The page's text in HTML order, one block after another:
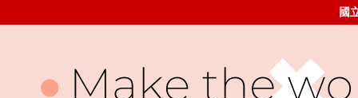
國